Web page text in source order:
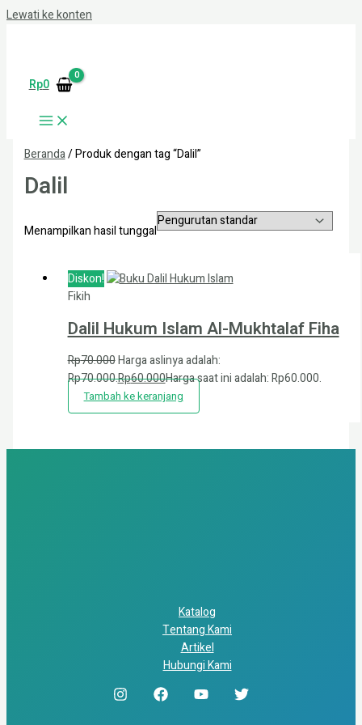
jojobet
Lewati ke konten
Rp0
Beranda/ Produk dengan tag “Dalil”
Dalil
Menampilkan hasil tunggal
Diskon!
Fikih
Dalil Hukum Islam Al-Mukhtalaf Fiha
Rp70.000Harga aslinya adalah:
Rp70.000.Rp60.000Harga saat ini adalah: Rp60.000.
Tambah ke keranjang
Katalog
Tentang Kami
Artikel
Hubungi Kami